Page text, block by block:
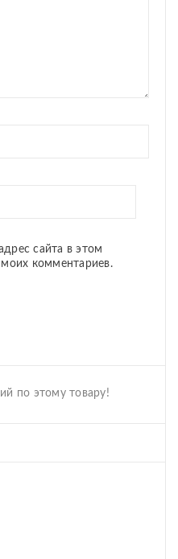
сайта в этом
комментариев.
по этому товару!